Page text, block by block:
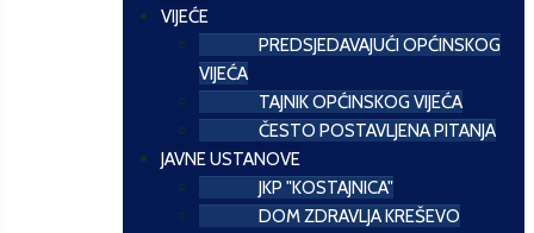
VIJEĆE
PREDSJEDAVAJUĆI OPĆINSKOG
VIJEĆA
TAJNIK OPĆINSKOG VIJEĆA
ČESTO POSTAVLJENA PITANJA
JAVNE USTANOVE
JKP "KOSTAJNICA"
DOM ZDRAVLJA KREŠEVO